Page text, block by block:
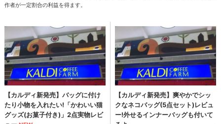
作者が一定割合の利益を得ます。